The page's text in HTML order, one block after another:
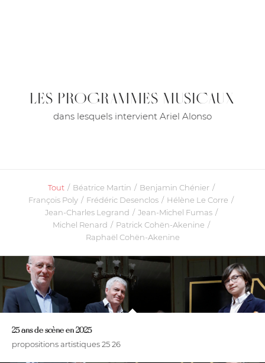
LES PROGRAMMES MUSICAUX
dans lesquels intervient Ariel Alonso
Tout / Béatrice Martin / Benjamin Chénier /
François Poly / Frédéric Desenclos / Hélène Le Corre /
Jean-Charles Legrand / Jean-Michel Fumas /
Michel Renard / Patrick Cohën-Akenine /
Raphaël Cohën-Akenine
25 ans de scène en 2025
propositions artistiques 25 26